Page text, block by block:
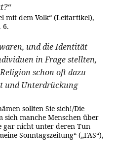
mit dem Volk“ (Leitartikel),
6.
und die Identität
in Frage stellten,
schon oft dazu
und Unterdrückung
sollten Sie sich!/Die
sich manche Menschen über
gar nicht unter deren Tun
Sonntagszeitung“ („FAS“),